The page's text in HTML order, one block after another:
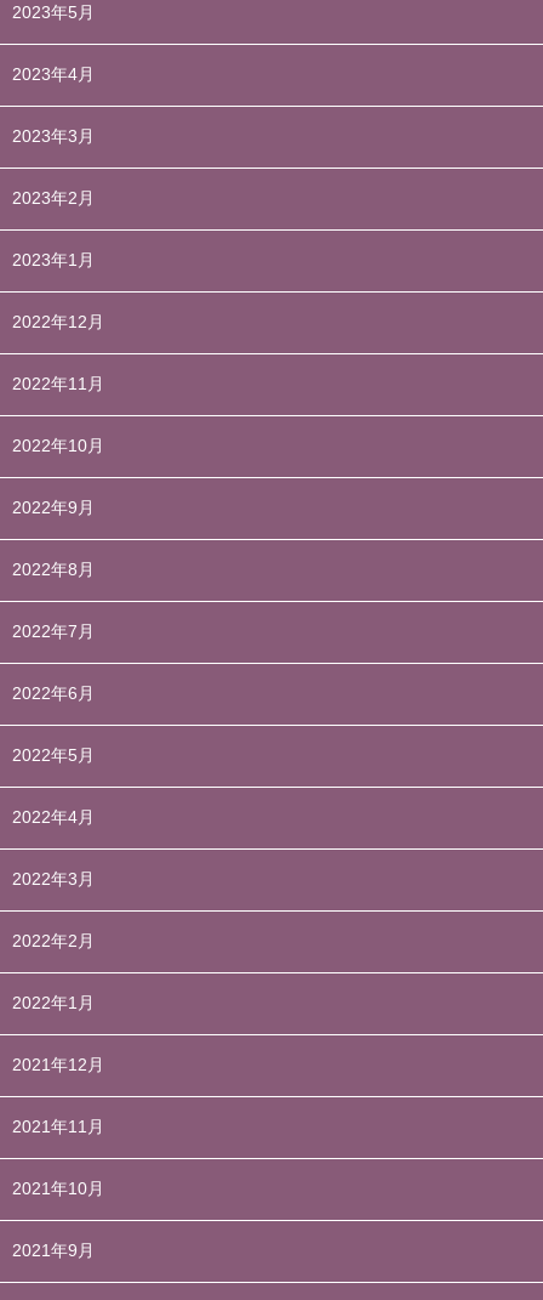
2023年5月
2023年4月
2023年3月
2023年2月
2023年1月
2022年12月
2022年11月
2022年10月
2022年9月
2022年8月
2022年7月
2022年6月
2022年5月
2022年4月
2022年3月
2022年2月
2022年1月
2021年12月
2021年11月
2021年10月
2021年9月